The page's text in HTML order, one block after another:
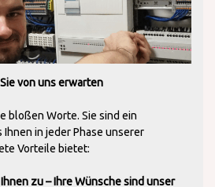
von uns erwarten
bloßen Worte. Sie sind ein
Ihnen in jeder Phase unserer
Vorteile bietet:
zu – Ihre Wünsche sind unser